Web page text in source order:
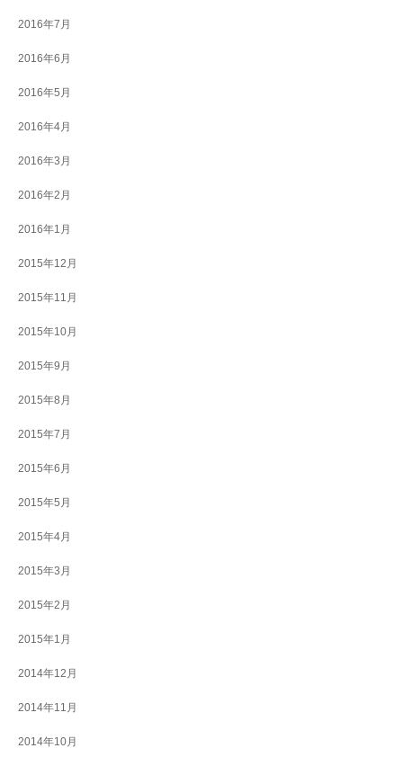
2016年7月
2016年6月
2016年5月
2016年4月
2016年3月
2016年2月
2016年1月
2015年12月
2015年11月
2015年10月
2015年9月
2015年8月
2015年7月
2015年6月
2015年5月
2015年4月
2015年3月
2015年2月
2015年1月
2014年12月
2014年11月
2014年10月